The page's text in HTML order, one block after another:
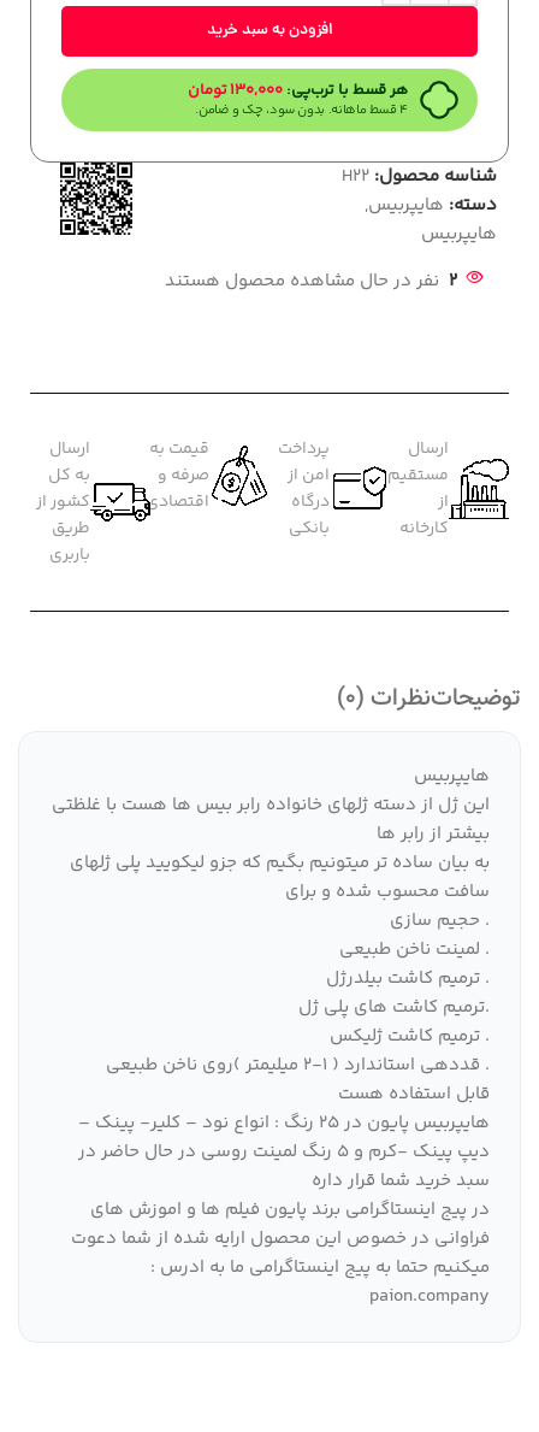
افزودن به سبد خرید
هر قسط با ترب‌پی: 130,000تومان
۴ قسط ماهانه. بدون سود، چک و ضامن.
شناسه محصول: H22
دسته: هایپربیس,
هایپربیس
2 نفر در حال مشاهده محصول هستند
ارسال
مستقیم
از
کارخانه
پرداخت
امن از
درگاه
بانکی
قیمت به
صرفه و
اقتصادی
ارسال
به کل
کشور از
طریق
باربری
توضیحاتنظرات (0)
هایپربیس
این ژل از دسته ژلهای خانواده رابر بیس ها هست با غلظتی
بیشتر از رابر ها
به بیان ساده تر میتونیم بگیم که جزو لیکویید پلی ژلهای
سافت محسوب شده و برای
. حجیم سازی
. لمینت ناخن طبیعی
. ترمیم کاشت بیلدرژل
.ترمیم کاشت های پلی ژل
. ترمیم کاشت ژلیکس
. قددهی استاندارد ( 1-2 میلیمتر )‌روی ناخن طبیعی
قابل استفاده هست
هایپربیس پایون در 25 رنگ : انواع نود – کلیر- پینک –
دیپ پینک -کرم و 5 رنگ لمینت روسی در حال حاضر در
سبد خرید شما قرار داره
در پیج اینستاگرامی برند پایون فیلم ها و اموزش های
فراوانی در خصوص این محصول ارایه شده از شما دعوت
میکنیم حتما به پیج اینستاگرامی ما به ادرس :
paion.company